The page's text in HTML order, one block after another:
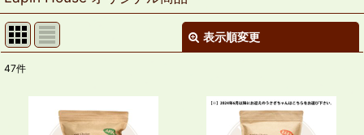
表示順変更
在庫あり
47件